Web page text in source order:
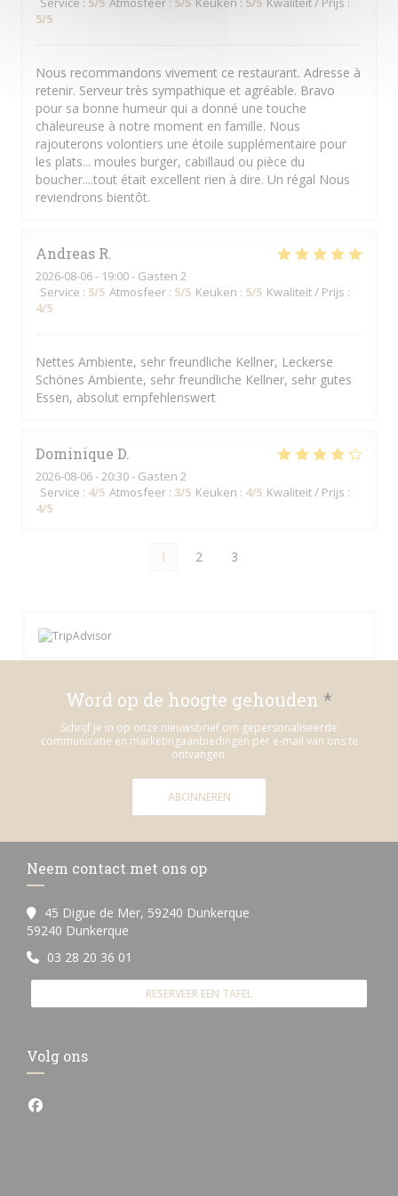
5/5
Nous recommandons vivement ce restaurant. Adresse à
retenir. Serveur très sympathique et agréable. Bravo
pour sa bonne humeur qui a donné une touche
chaleureuse à notre moment en famille. Nous
rajouterons volontiers une étoile supplémentaire pour
les plats... moules burger, cabillaud ou pièce du
boucher....tout était excellent rien à dire. Un régal Nous
reviendrons bientôt.
Andreas R
2026-08-06- 19:00 - Gasten 2
Service : 5/5 Atmosfeer : 5/5 Keuken : 5/5 Kwaliteit / Prijs :
4/5
Nettes Ambiente, sehr freundliche Kellner, Leckerse
Schönes Ambiente, sehr freundliche Kellner, sehr gutes
Essen, absolut empfehlenswert
Dominique D
2026-08-06- 20:30 - Gasten 2
Service : 4/5 Atmosfeer : 3/5 Keuken : 4/5 Kwaliteit / Prijs :
4/5
1 2 3
Word op de hoogte gehouden *
Schrijf je in op onze nieuwsbrief om gepersonaliseerde
communicatie en marketingaanbiedingen per e-mail van ons te
ontvangen.
ABONNEREN
Neem contact met ons op
45 Digue de Mer, 59240 Dunkerque
59240 Dunkerque
03 28 20 36 01
RESERVEER EEN TAFEL
Volg ons
Facebook ((opent in een nieuw venster))